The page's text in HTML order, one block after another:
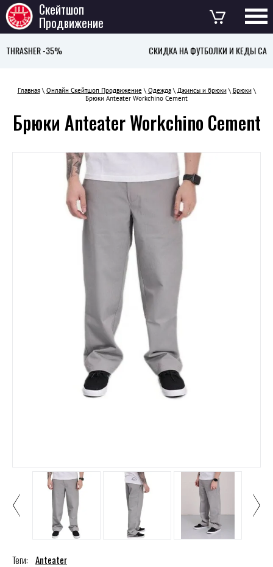
Скейтшоп
Продвижение
СКИДКА НА ФУТБОЛКИ И КЕДЫ CARIUMA 40% !
Главная\ Онлайн Скейтшоп Продвижение \ Одежда\ Джинсы и брюки\ Брюки\
Брюки Anteater Workchino Cement
Брюки Anteater Workchino Cement
Теги: Anteater